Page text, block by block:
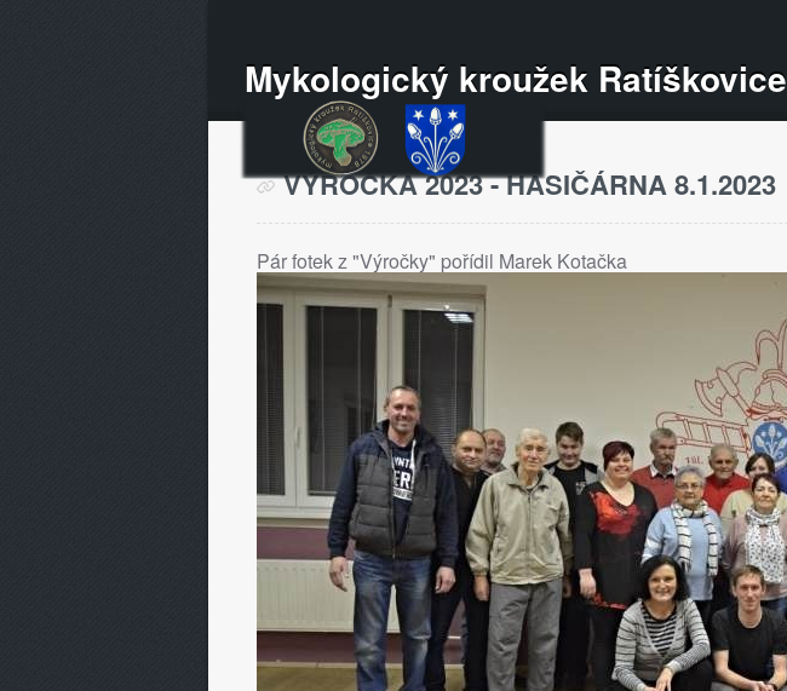
Mykologický kroužek Ratíškovice
VÝROČKA 2023 - HASIČÁRNA 8.1.2023
Pár fotek z "Výročky" pořídil Marek Kotačka